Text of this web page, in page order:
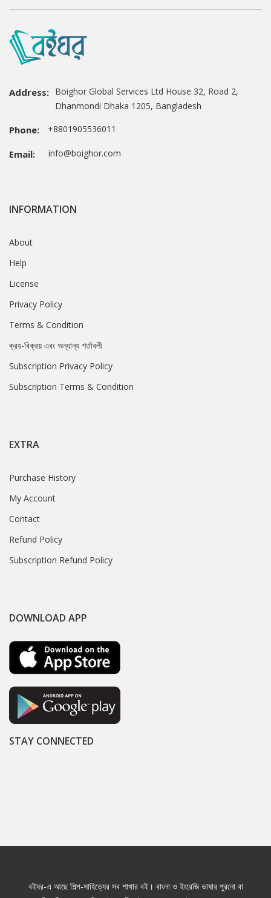
Address: Boighor Global Services Ltd House 32, Road 2,
Dhanmondi Dhaka 1205, Bangladesh
Phone: +8801905536011
Email: info@boighor.com
INFORMATION
About
Help
License
Privacy Policy
Terms & Condition
ক্রয়-বিক্রয় এবং অন্যান্য শর্তাবলী
Subscription Privacy Policy
Subscription Terms & Condition
EXTRA
Purchase History
My Account
Contact
Refund Policy
Subscription Refund Policy
DOWNLOAD APP
STAY CONNECTED
বইঘর-এ আছে শিল্প-সাহিত্যের সব শাখার বই। বাংলা ও ইংরেজি ভাষার পুরনো বা